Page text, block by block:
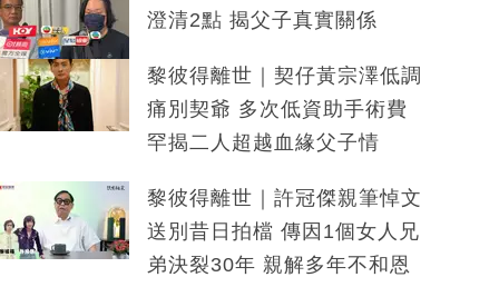
澄清2點 揭父子真實關係
黎彼得離世｜契仔黃宗澤低調
痛別契爺 多次低資助手術費
罕揭二人超越血緣父子情
黎彼得離世｜許冠傑親筆悼文
送別昔日拍檔 傳因1個女人兄
弟決裂30年 親解多年不和恩